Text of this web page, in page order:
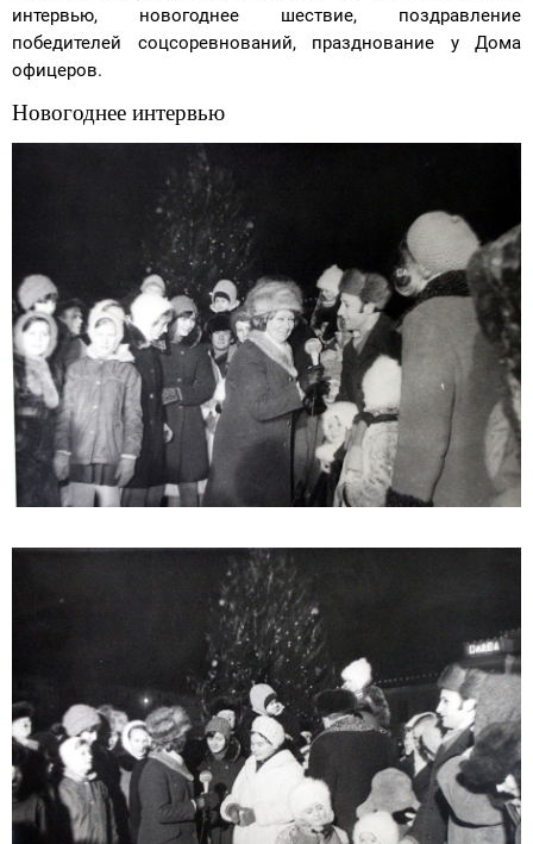
интервью, новогоднее шествие, поздравление
победителей соцсоревнований, празднование у Дома
офицеров.
Новогоднее интервью